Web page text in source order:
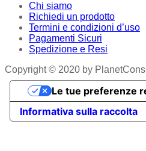
Chi siamo
Richiedi un prodotto
Termini e condizioni d’uso
Pagamenti Sicuri
Spedizione e Resi
Copyright © 2020 by
Informativa sulla raccolta
Le tue preferenze